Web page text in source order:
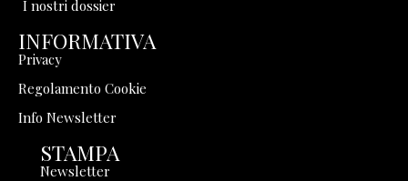
I nostri dossier
INFORMATIVA
Privacy
Regolamento Cookie
Info Newsletter
STAMPA
Newsletter